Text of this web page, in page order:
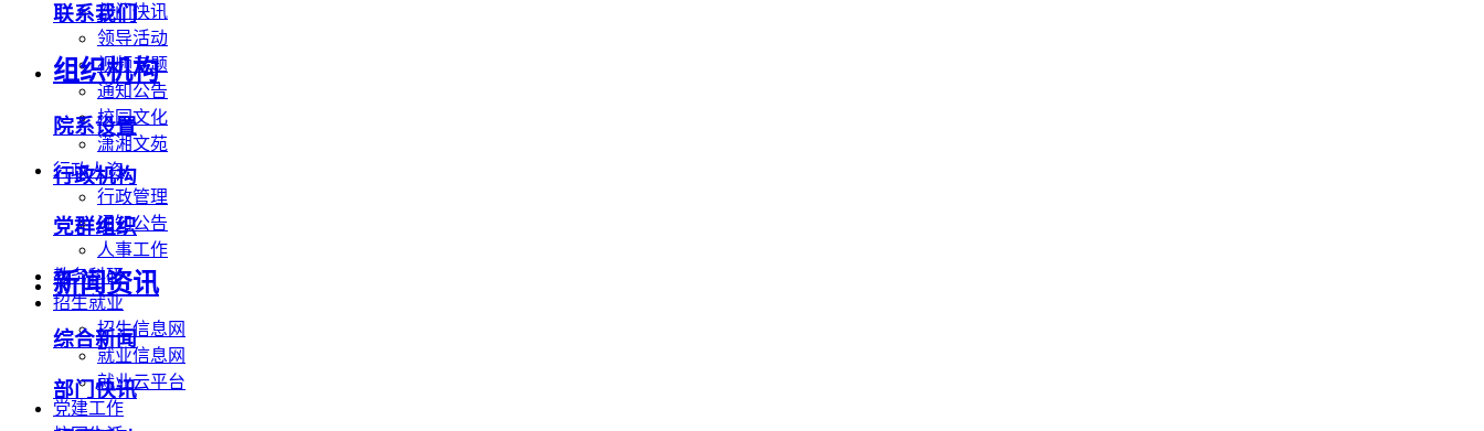
部门快讯
领导活动
视频专题
通知公告
校园文化
潇湘文苑
行政人资
行政管理
通知公告
人事工作
教务科研
招生就业
招生信息网
就业信息网
就业云平台
党建工作
联系我们
组织机构
院系设置
行政机构
党群组织
新闻资讯
综合新闻
部门快讯